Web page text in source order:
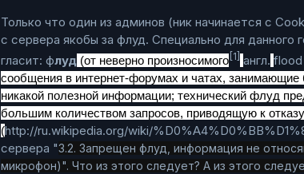
Только что один из админов (ник начинается с
с сервера якобы за флуд. Специально для данного
гласит: флуд (от неверно произносимого[1] англ. flood
сообщения в интернет-форумах и чатах,
никакой полезной информации; технический флуд
большим количеством запросов, приводящую к
(http://ru.wikipedia.org/wiki/
сервера "3.2. Запрещен флуд, информация не
микрофон)". Что из этого следует? А из этого